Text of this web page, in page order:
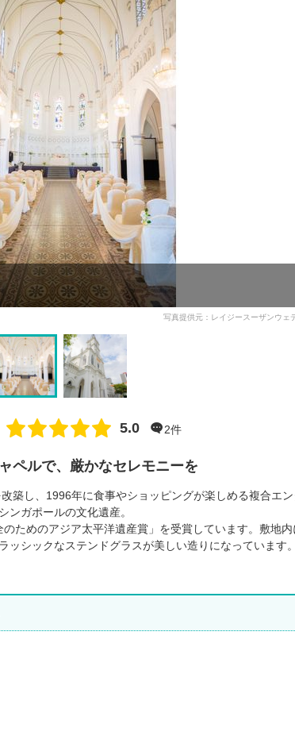
写真提供元：レイジースーザンウェ
点数
5.0 2件
ペルで、厳かなセレモニーを
築し、1996年に食事やショッピングが楽しめる複合エン
ンガポールの文化遺産。
ためのアジア太平洋遺産賞」を受賞しています。敷地内
ッシックなステンドグラスが美しい造りになっています。